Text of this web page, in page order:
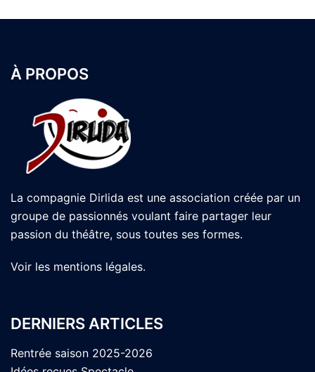
À PROPOS
La compagnie Dirlida est une association créée par un
groupe de passionnés voulant faire partager leur
passion du théâtre, sous toutes ses formes.
Voir les mentions légales.
DERNIERS ARTICLES
Rentrée saison 2025-2026